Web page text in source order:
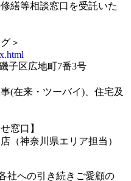
繕等相談窓口を受託いた
＞
区広地町7番3号
(在来・ツーバイ)、住宅及
窓口】
（神奈川県エリア担当）
社への引き続きご愛顧の